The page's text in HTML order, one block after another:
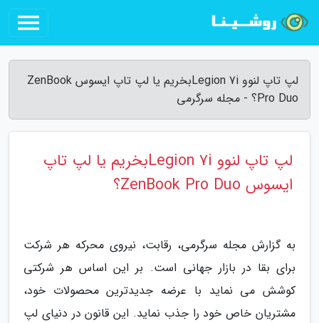
لپ تاپ لنوو Legion 7iبخریم یا لپ تاپ ایسوس ZenBook
Pro Duo؟ - مجله سرگرمی
لپ تاپ لنوو Legion 7iبخریم یا لپ تاپ
ایسوس ZenBook Pro Duo؟
به گزارش مجله سرگرمی، رقابت، نیروی محرکه هر شرکت
برای بقا در بازار جهانی است. بر این اساس هر شرکتی
کوشش می نماید با عرضه جدیدترین محصولات خود،
مشتریان خاص خود را جذب نماید. این قانون در دنیای لپ